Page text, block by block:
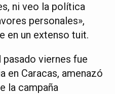
ni veo la política
personales»,
en un extenso tuit.
viernes fue
en Caracas, amenazó
la campaña